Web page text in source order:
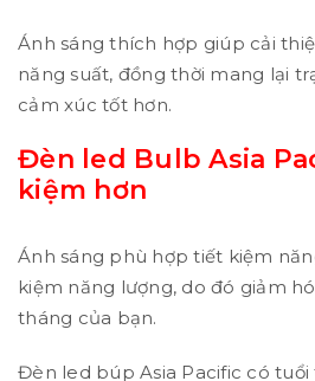
Ánh sáng thích hợp giúp cải
năng suất, đồng thời mang lại
cảm xúc tốt hơn.
Đèn led Bulb Asia
kiệm hơn
Ánh sáng phù hợp tiết kiệm
kiệm năng lượng, do đó giảm
tháng của bạn.
Đèn led búp Asia Pacific có